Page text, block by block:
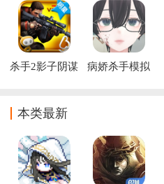
killer 2)
杀手2影子阴谋
病娇杀手模拟
本类最新